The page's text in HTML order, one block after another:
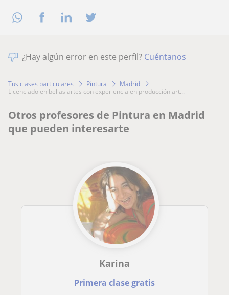
¿Hay algún error en este perfil? Cuéntanos
Tus clases particulares Pintura
Madrid
licenciado en bellas artes con experiencia en producción art...
Otros profesores de Pintura en Madrid
que pueden interesarte
Karina
Primera clase gratis